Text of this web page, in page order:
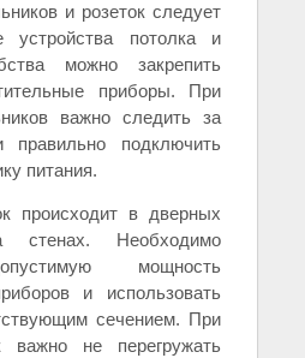
и розеток следует
устройства потолка и
можно закрепить
приборы. При
важно следить за
правильно подключить
питания.
происходит в дверных
Необходимо
мощность
и использовать
сечением. При
важно не перегружать